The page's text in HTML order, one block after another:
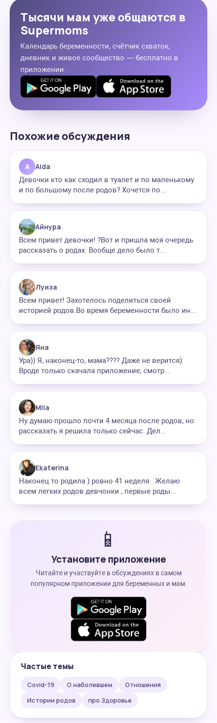
Тысячи мам уже общаются в
Supermoms
Календарь беременности, счётчик схваток,
дневник и живое сообщество — бесплатно в
приложении.
Похожие обсуждения
A Aida
Девочки кто как сходил в туалет и по маленькому
и по большому после родов? Хочется по...
Айнура
Всем привет девочки! ?Вот и пришла моя очередь
рассказать о родах. Вообще дело было т...
Луиза
Всем привет! Захотелось поделиться своей
историей родов.Во время беременности было ин...
Яна
Ура)) Я, наконец-то, мама???? Даже не верится)
Вроде только скачала приложение, смотр...
Mila
Ну думаю прошло почти 4 месяца после родов, но
рассказать я решила только сейчас. Дел...
Ekaterinа
Наконец то родила ) ровно 41 неделя . Желаю
всем легких родов девчонки , первые роды...
📱
Установите приложение
Читайте и участвуйте в обсуждениях в самом
популярном приложении для беременных и мам.
Частые темы
Covid-19 О наболевшем
Отношения
Истории родов
про Здоровье